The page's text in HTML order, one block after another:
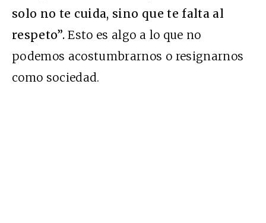
solo no te cuida, sino que te falta al
respeto”.Esto es algo a lo que no
podemos acostumbrarnos o resignarnos
como sociedad.